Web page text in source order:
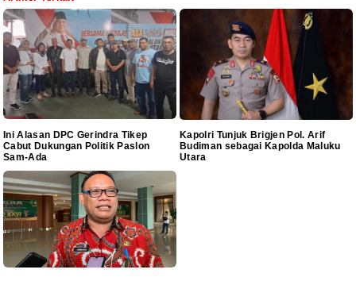
Ini Alasan DPC Gerindra Tikep
Cabut Dukungan Politik Paslon
Sam-Ada
Kapolri Tunjuk Brigjen Pol. Arif
Budiman sebagai Kapolda Maluku
Utara